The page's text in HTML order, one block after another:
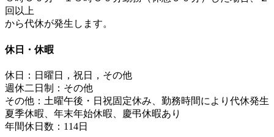
回以上
から代休が発生します。
休日・休暇
休日：日曜日，祝日，その他
週休二日制：その他
その他：土曜午後・日祝固定休み、勤務時間により代休発生
夏季休暇、年末年始休暇、慶弔休暇あり
年間休日数：114日